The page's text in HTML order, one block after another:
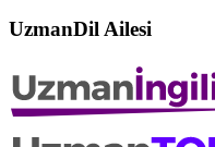
UzmanDil Ailesi